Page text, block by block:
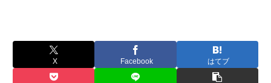
X Facebook はてブ